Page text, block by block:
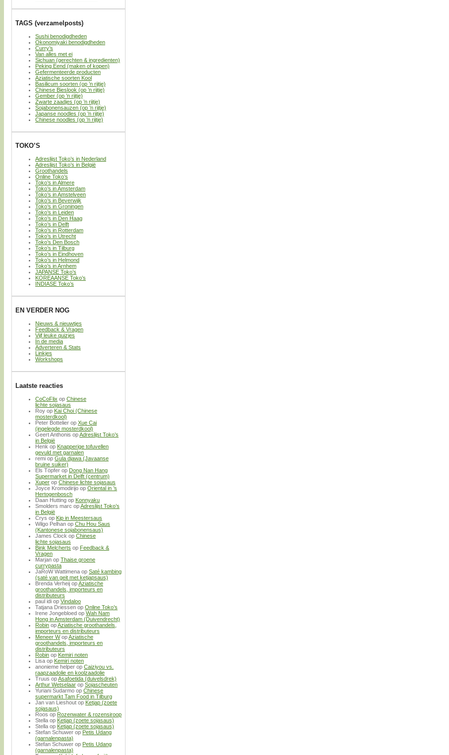
TAGS (verzamelposts)
Sushi benodigdheden
Okonomiyaki benodigdheden
Curry’s
Van alles met ei
Sichuan (gerechten & ingredienten)
Peking Eend (maken of kopen)
Gefermenteerde producten
Aziatische soorten Kool
Basilicum soorten (op ’n rijtje)
Chinese Bieslook (op ’n rijtje)
Gember (op ’n rijtje)
Zwarte zaadjes (op ’n rijtje)
Sojabonensauzen (op ’n rijtje)
Japanse noodles (op ’n rijtje)
Chinese noodles (op ’n rijtje)
TOKO’S
Adreslijst Toko’s in Nederland
Adreslijst Toko’s in België
Groothandels
Online Toko’s
Toko’s in Almere
Toko’s in Amsterdam
Toko’s in Amstelveen
Toko’s in Beverwijk
Toko’s in Groningen
Toko’s in Leiden
Toko’s in Den Haag
Toko’s in Delft
Toko’s in Rotterdam
Toko’s in Utrecht
Toko’s Den Bosch
Toko’s in Tilburg
Toko’s in Eindhoven
Toko’s in Helmond
Toko’s in Arnhem
JAPANSE Toko’s
KOREAANSE Toko’s
INDIASE Toko’s
EN VERDER NOG
Nieuws & nieuwtjes
Feedback & Vragen
Vijf leuke quizjes
In de media
Adverteren & Stats
Linkjes
Workshops
Laatste reacties
CoCoFlix op Chinese
lichte sojasaus
Roy op Kai Choi (Chinese
mosterdkool)
Peter Bottelier op Xue Cai
(ingelegde mosterdkool)
Geert Anthonis opAdreslijst Toko’s
in België
Henk op Knapperige tofuvellen
gevuld met garnalen
remi op Gula djawa (Javaanse
bruine suiker)
Els Töpfer op Dong Nan Hang
Supermarket in Delft (centrum)
Xuper op Chinese lichte sojasaus
Joyce Kromodirijo op Oriental in ’s
Hertogenbosch
Daan Hutting op Konnyaku
Smolders marc opAdreslijst Toko’s
in België
Crys op Kip in Meestersaus
Wilgo Pelhan op Chu Hou Saus
(Kantonese sojabonensaus)
James Clock op Chinese
lichte sojasaus
Bink Melcherts op Feedback &
Vragen
Marjan op Thaise groene
currypasta
JaRoW Wattimena op Saté kambing
(saté van geit met ketjapsaus)
Brenda Verheij opAziatische
groothandels, importeurs en
distributeurs
paul idi op Vindaloo
Tatjana Driessen op Online Toko’s
Irene Jongebloed op Wah Nam
Hong in Amsterdam (Duivendrecht)
Robin opAziatische groothandels,
importeurs en distributeurs
Meneer WopAziatische
groothandels, importeurs en
distributeurs
Robin op Kemiri noten
Lisa op Kemiri noten
anonieme helper op Caiziyou vs.
raapzaadolie en koolzaadolie
Truus opAsafoetida (duivelsdrek)
Arthur Wetselaar op Sojascheuten
Yuriani Sudarmo op Chinese
supermarkt Tam Food in Tilburg
Jan van Lieshout op Ketjap (zoete
sojasaus)
Roos op Rozenwater & rozensiroop
Stella op Ketjap (zoete sojasaus)
Stella op Ketjap (zoete sojasaus)
Stefan Schuwer op Petis Udang
(garnalenpasta)
Stefan Schuwer op Petis Udang
(garnalenpasta)